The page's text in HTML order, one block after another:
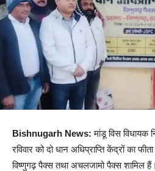
Bishnugarh News: मांडू विस विधायक
रविवार को दो धान अधिप्राप्ति केंद्रों का
विष्णुगढ़ पैक्स तथा अचलजामो पैक्स शामिल